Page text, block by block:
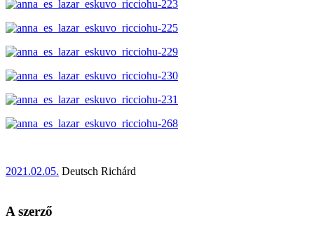
2021.02.05. Deutsch Richárd
A szerző